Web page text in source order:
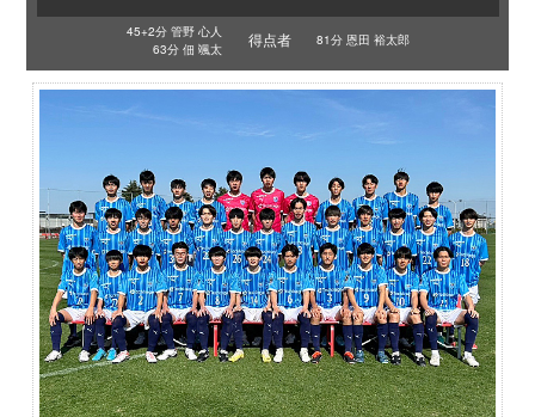
45+2分 管野 心人
63分 佃 颯太
得点者 81分 恩田 裕太郎